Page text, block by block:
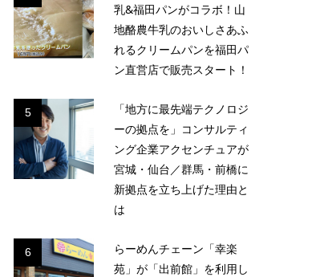
乳&福田パンがコラボ！山
地酪農牛乳のおいしさあふ
れるクリームパンを福田パ
ン直営店で販売スタート！
5
「地方に最先端テクノロジ
ーの拠点を」コンサルティ
ング企業アクセンチュアが
宮城・仙台／群馬・前橋に
新拠点を立ち上げた理由と
は
6
らーめんチェーン「幸楽
苑」が「出前館」を利用し